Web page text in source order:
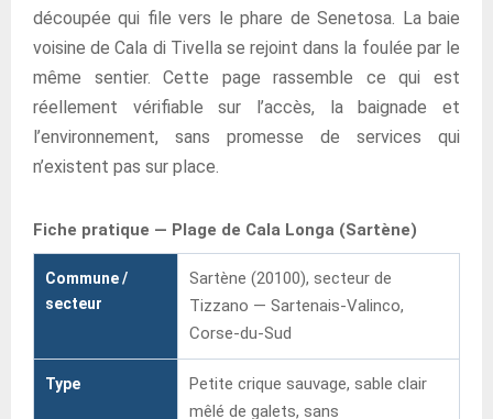
découpée qui file vers le phare de Senetosa. La baie
voisine de Cala di Tivella se rejoint dans la foulée par le
même sentier. Cette page rassemble ce qui est
réellement vérifiable sur l’accès, la baignade et
l’environnement, sans promesse de services qui
n’existent pas sur place.
Fiche pratique — Plage de Cala Longa (Sartène)
Commune /
secteur
Sartène (20100), secteur de
Tizzano — Sartenais-Valinco,
Corse-du-Sud
Type
Petite crique sauvage, sable clair
mêlé de galets, sans